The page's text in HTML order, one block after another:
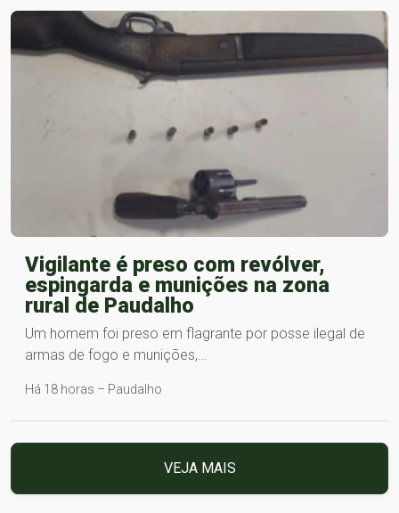
Vigilante é preso com revólver,
espingarda e munições na zona
rural de Paudalho
Um homem foi preso em flagrante por posse ilegal de
armas de fogo e munições,…
Há 18 horas – Paudalho
VEJA MAIS